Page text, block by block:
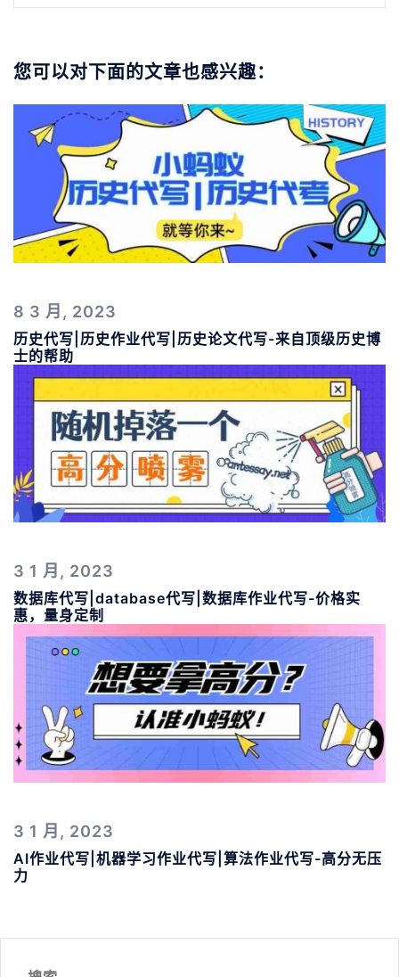
您可以对下面的文章也感兴趣：
8 3 月, 2023
历史代写|历史作业代写|历史论文代写-来自顶级历史博
士的帮助
3 1 月, 2023
数据库代写|database代写|数据库作业代写-价格实
惠，量身定制
3 1 月, 2023
AI作业代写|机器学习作业代写|算法作业代写-高分无压
力